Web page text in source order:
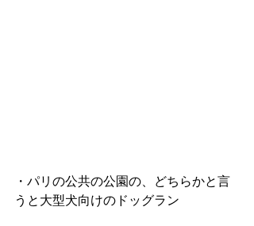
・パリの公共の公園の、どちらかと言
うと大型犬向けのドッグラン